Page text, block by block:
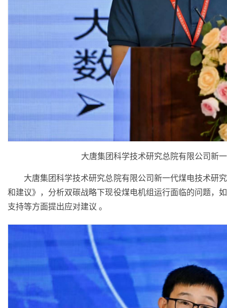
大唐集团科学技术研究总院有限公司新
大唐集团科学技术研究总院有限公司新一代煤电技术研
和建议》，分析双碳战略下现役煤电机组运行面临的问题，
支持等方面提出应对建议 。